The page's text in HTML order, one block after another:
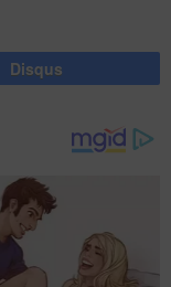
Disqus